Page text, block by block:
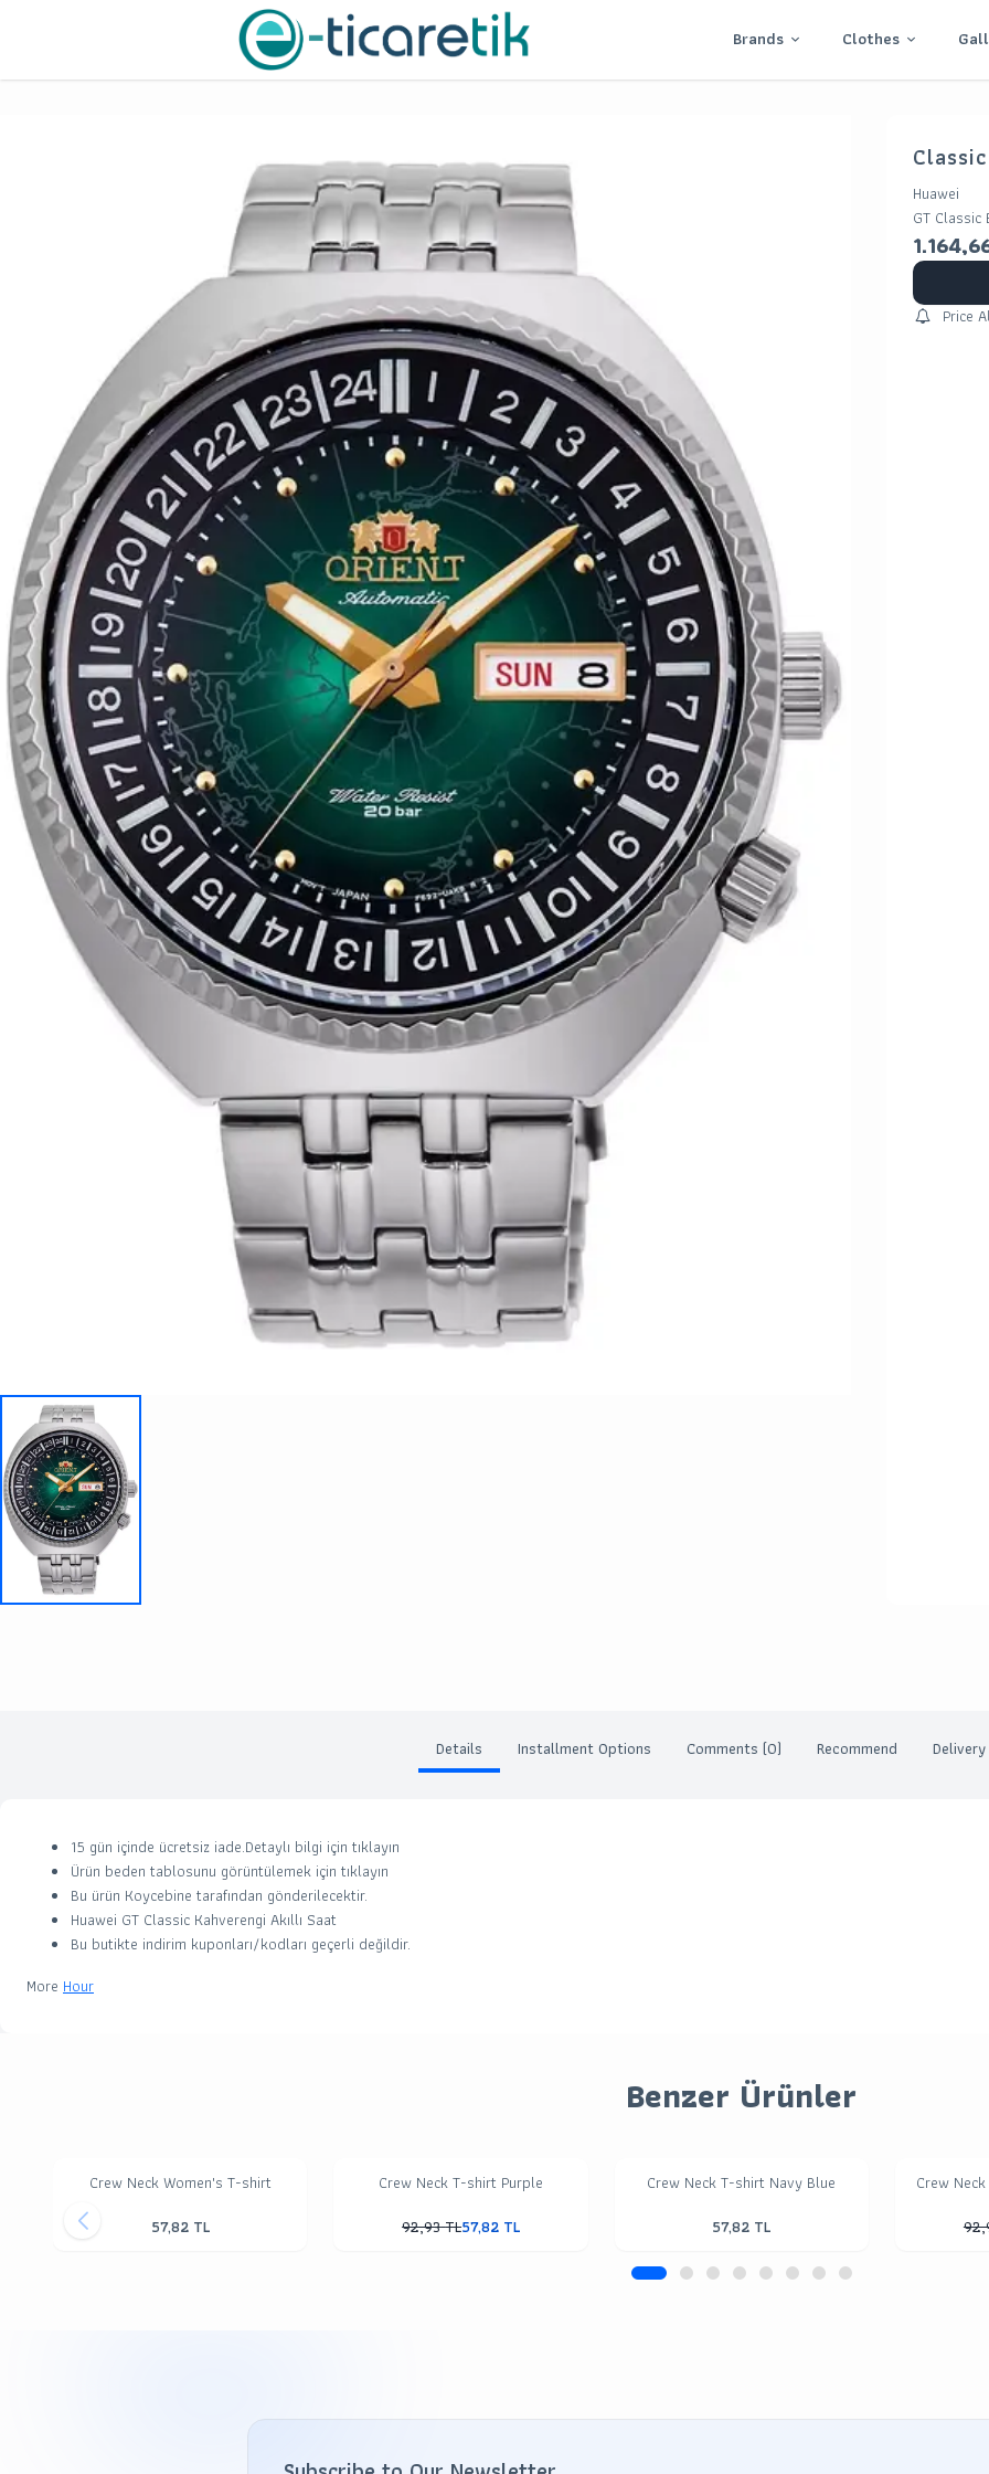
Brands Clothes
Huawei
GT Classic
Price
Details Installment Options Comments (0) Recommend
15 gün içinde ücretsiz iade.Detaylı bilgi için tıklayın
Ürün beden tablosunu görüntülemek için tıklayın
Bu ürün Koycebine tarafından gönderilecektir.
Huawei GT Classic Kahverengi Akıllı Saat
Bu butikte indirim kuponları/kodları geçerli değildir.
More Hour
Benzer Ürünler
Crew Neck Women's T-shirt
57,82 TL
Crew Neck T-shirt Purple
92,93TL57,82 TL
Crew Neck T-shirt Navy Blue
57,82 TL
Crew